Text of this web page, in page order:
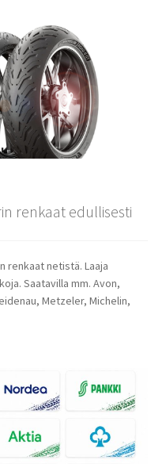
renkaat edullisesti
renkaat netistä. Laaja
Saatavilla mm. Avon,
Metzeler, Michelin,